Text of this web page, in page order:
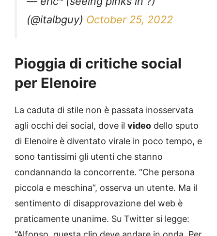
(@italbguy) October 25, 2022
Pioggia di critiche social
per Elenoire
La caduta di stile non è passata inosservata
agli occhi dei social, dove il
video
dello sputo
di Elenoire è diventato virale in poco tempo, e
sono tantissimi gli utenti che stanno
condannando la concorrente. “Che persona
piccola e meschina”, osserva un utente. Ma il
sentimento di disapprovazione del web è
praticamente unanime. Su Twitter si legge:
“Alfonso, questa clip deve andare in onda. Per